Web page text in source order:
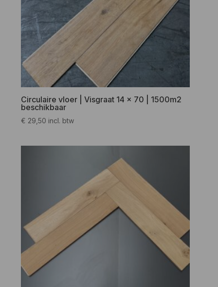
Circulaire vloer | Visgraat 14 x 70 | 1500m2
beschikbaar
€ 29,50 incl. btw